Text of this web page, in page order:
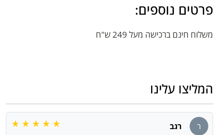
פרטים נוספים:
משלוח חינם ברכישה מעל 249 ש"ח
המליצו עלינו
ר רגב